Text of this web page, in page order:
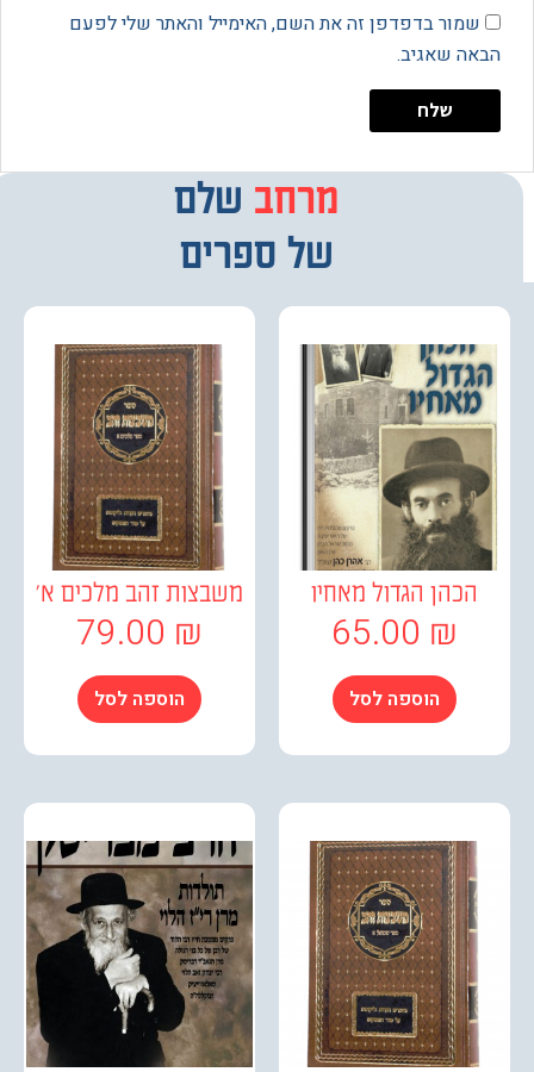
בדפדפן זה את השם, האימייל והאתר שלי לפעם
שאגיב.
מרחב
מבחרשלם
של ספרים
הגדול מאחיו
65.00
הוספה לסל
משבצות זהב מלכים א'
79.00
הוספה לסל